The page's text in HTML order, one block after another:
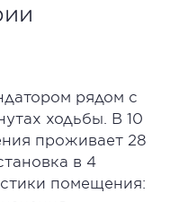
рядом с
ходьбы. В 10
проживает 28
в 4
помещения: